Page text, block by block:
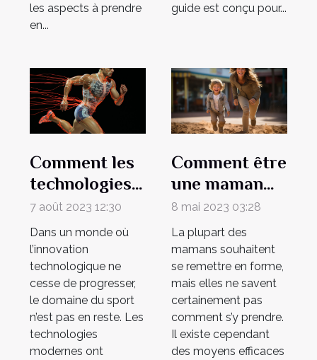
les aspects à prendre
en...
guide est conçu pour...
Comment les
technologies
modernes
améliorent la
rapidité et
l'exactitude
des résultats
sportifs
7 août 2023 12:30
Dans un monde où
l’innovation
technologique ne
cesse de progresser,
le domaine du sport
n’est pas en reste. Les
technologies
modernes ont
Comment être
une maman
sportive et en
bonne forme ?
8 mai 2023 03:28
La plupart des
mamans souhaitent
se remettre en forme,
mais elles ne savent
certainement pas
comment s’y prendre.
Il existe cependant
des moyens efficaces